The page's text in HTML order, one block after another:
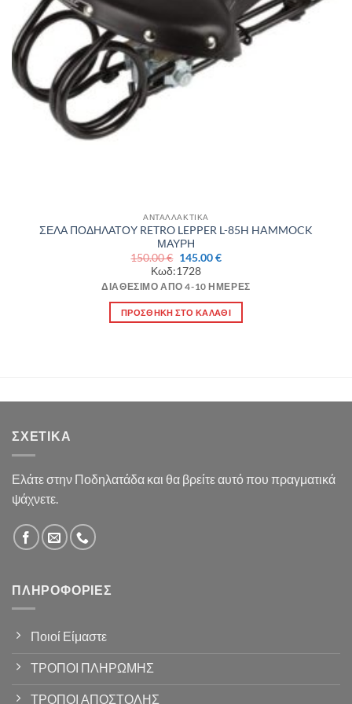
ΑΝΤΑΛΛΑΚΤΙΚΑ
ΣΕΛΑ ΠΟΔΗΛΑΤΟΥ RETRO LEPPER L-85H HAMMOCK
ΜΑΥΡΗ
150.00€ Original
price
was:
150.00 €.
145.00€Η
είναι:
Κωδ:1728
ΔΙΑΘΈΣΙΜΟ ΑΠΌ 4-10 ΗΜΈΡΕΣ
ΠΡΟΣΘΉΚΗ ΣΤΟ ΚΑΛΆΘΙ
ΣΧΕΤΙΚΆ
Ελάτε στην Ποδηλατάδα και θα βρείτε αυτό που πραγματικά
ψάχνετε.
ΠΛΗΡΟΦΟΡΊΕΣ
Ποιοί Είμαστε
ΤΡΟΠΟΙ ΠΛΗΡΩΜΗΣ
ΤΡΟΠΟΙ ΑΠΟΣΤΟΛΗΣ